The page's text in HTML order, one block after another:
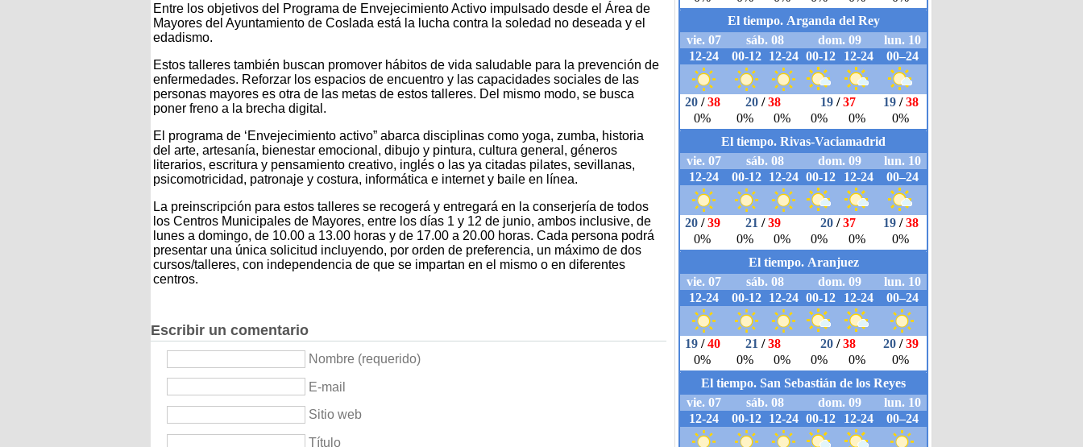
Entre los objetivos del Programa de Envejecimiento Activo impulsado desde el Área de
Mayores del Ayuntamiento de Coslada está la lucha contra la soledad no deseada y el
edadismo.
Estos talleres también buscan promover hábitos de vida saludable para la prevención de
enfermedades. Reforzar los espacios de encuentro y las capacidades sociales de las
personas mayores es otra de las metas de estos talleres. Del mismo modo, se busca
poner freno a la brecha digital.
El programa de ‘Envejecimiento activo” abarca disciplinas como yoga, zumba, historia
del arte, artesanía, bienestar emocional, dibujo y pintura, cultura general, géneros
literarios, escritura y pensamiento creativo, inglés o las ya citadas pilates, sevillanas,
psicomotricidad, patronaje y costura, informática e internet y baile en línea.
La preinscripción para estos talleres se recogerá y entregará en la conserjería de todos
los Centros Municipales de Mayores, entre los días 1 y 12 de junio, ambos inclusive, de
lunes a domingo, de 10.00 a 13.00 horas y de 17.00 a 20.00 horas. Cada persona podrá
presentar una única solicitud incluyendo, por orden de preferencia, un máximo de dos
cursos/talleres, con independencia de que se impartan en el mismo o en diferentes
centros.
Escribir un comentario
Nombre (requerido)
E-mail
Sitio web
Título